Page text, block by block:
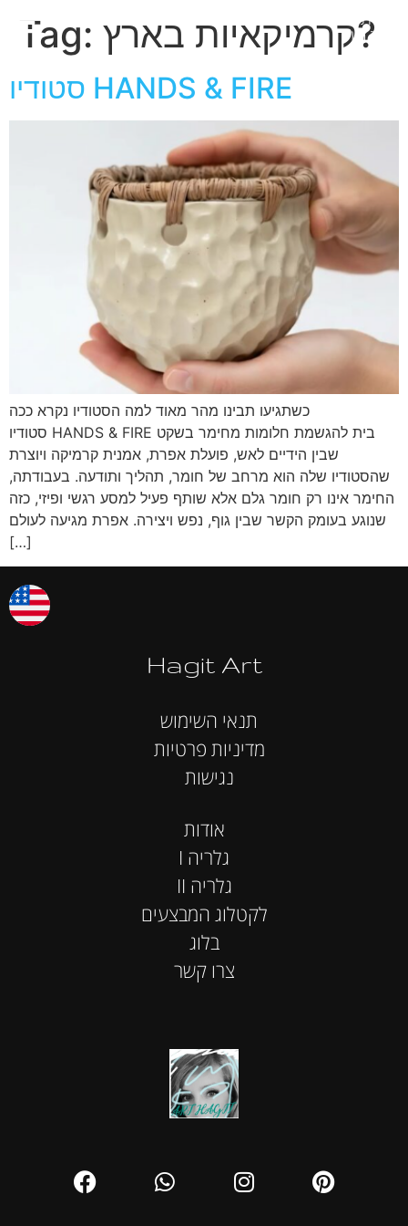
חגית
ארגמן Tag: קרמיקאיות בארץ?
סטודיו HANDS & FIRE
כשתגיעו תבינו מהר מאוד למה הסטודיו נקרא ככה
סטודיו HANDS & FIRE בית להגשמת חלומות מחימר בשקט
שבין הידיים לאש, פועלת אפרת, אמנית קרמיקה ויוצרת
שהסטודיו שלה הוא מרחב של חומר, תהליך ותודעה. בעבודתה,
החימר אינו רק חומר גלם אלא שותף פעיל למסע רגשי ופיזי, כזה
שנוגע בעומק הקשר שבין גוף, נפש ויצירה. אפרת מגיעה לעולם
[…]
Hagit Art
אודות
I גלריה
II גלריה
לקטלוג המבצעים
בלוג
צרו קשר
תנאי השימוש
מדיניות פרטיות
נגישות